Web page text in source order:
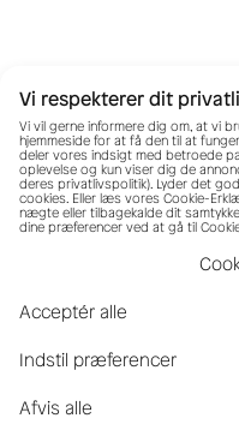
Vi respekterer dit
Vi vil gerne informere dig om, at vi
hjemmeside for at få den til at
deler vores indsigt med betroede
oplevelse og kun viser dig de
deres privatlivspolitik). Lyder det
cookies. Eller læs vores Cookie-
nægte eller tilbagekalde dit
dine præferencer ved at gå til
Acceptér alle
Indstil præferencer
Afvis alle